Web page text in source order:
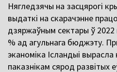
Нягледзячы на засцярогі
выдаткі на скарачэнне
дзяржаўным сектары ў 2022
% ад агульнага бюджэту.
эканоміка Ісландыі
паказнікам сярод развітых